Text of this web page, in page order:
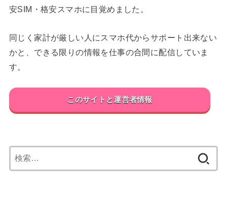
安SIM・格安スマホに目覚めました。
同じく家計が厳しい人にスマホ代からサポート出来ない
かと、できる限りの情報を仕事の合間に配信していま
す。
このサイトと運営者情報
索: